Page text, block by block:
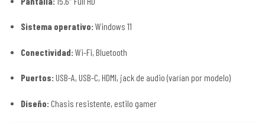
Sistema operativo: Windows 11
Conectividad: Wi-Fi, Bluetooth
Puertos: USB-A, USB-C, HDMI, jack de audio (varían por modelo)
Diseño: Chasis resistente, estilo gamer